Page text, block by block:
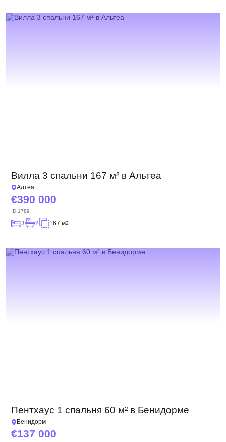
Вилла 3 спальни 167 м² в Альтеа
Алтеа
390 000
ID 1789
3 2 167 м2
Пентхаус 1 спальня 60 м² в Бенидорме
Бенидорм
137 000